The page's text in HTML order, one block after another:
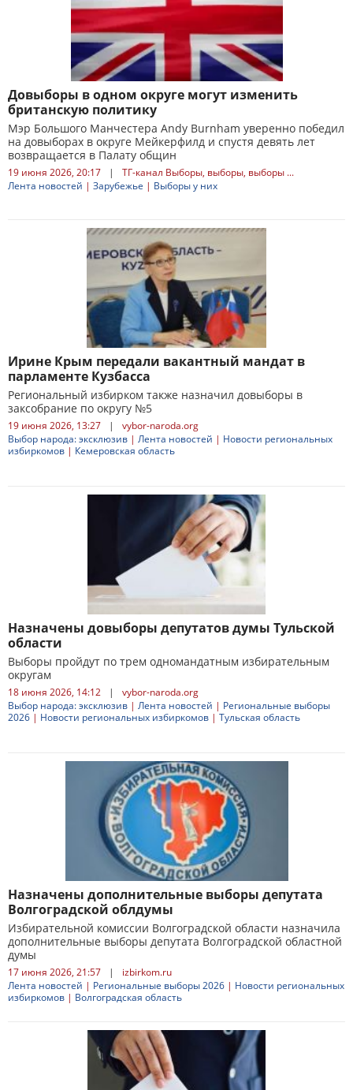
Довыборы в одном округе могут изменить
британскую политику
Мэр Большого Манчестера Andy Burnham уверенно победил
на довыборах в округе Мейкерфилд и спустя девять лет
возвращается в Палату общин
19 июня 2026, 20:17 |
ТГ-канал Выборы, выборы, выборы ...
Лента новостей | Зарубежье | Выборы у них
Ирине Крым передали вакантный мандат в
парламенте Кузбасса
Региональный избирком также назначил довыборы в
заксобрание по округу №5
19 июня 2026, 13:27 |
vybor-naroda.org
Выбор народа: эксклюзив | Лента новостей | Новости региональных
избиркомов | Кемеровская область
Назначены довыборы депутатов думы Тульской
области
Выборы пройдут по трем одномандатным избирательным
округам
18 июня 2026, 14:12 |
vybor-naroda.org
Выбор народа: эксклюзив | Лента новостей | Региональные выборы
2026 | Новости региональных избиркомов | Тульская область
Назначены дополнительные выборы депутата
Волгоградской облдумы
Избирательной комиссии Волгоградской области назначила
дополнительные выборы депутата Волгоградской областной
думы
17 июня 2026, 21:57 |
izbirkom.ru
Лента новостей | Региональные выборы 2026 | Новости региональных
избиркомов | Волгоградская область